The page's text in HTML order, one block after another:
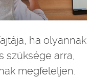
ha olyannak
szüksége arra,
megfeleljen.